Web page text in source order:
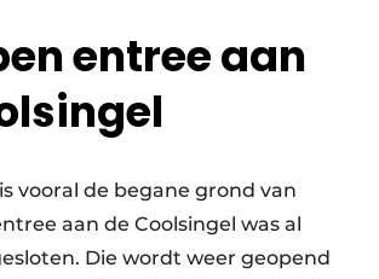
entree aan
vooral de begane grond van
aan de Coolsingel was al
Die wordt weer geopend